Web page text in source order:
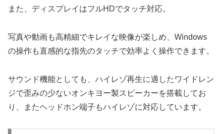
また、ディスプレイはフルHDでタッチ対応。
写真や動画も高精細でキレイな映像が楽しめ、Windows
の操作も直感的な指先のタッチで効率よく操作できます。
サウンド機能としても、ハイレゾ再生に適したワイドレン
ジで歪みの少ないオンキヨー製スピーカーを搭載してお
り、またヘッドホン端子もハイレゾに対応しています。